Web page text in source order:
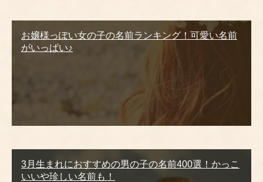
お嬢様っぽい女の子の名前ランキング！可愛い名前
がいっぱい♪
3月生まれにおすすめの男の子の名前400選！かっこ
いいや珍しい名前も！